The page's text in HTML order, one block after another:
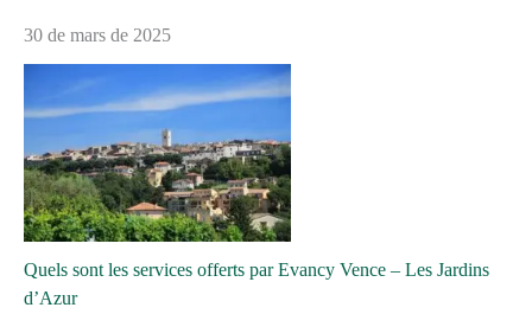
30 de mars de 2025
Quels sont les services offerts par Evancy Vence – Les Jardins
d’Azur